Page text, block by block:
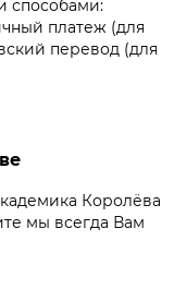
способами:
платеж (для
перевод (для
Королёва
мы всегда Вам